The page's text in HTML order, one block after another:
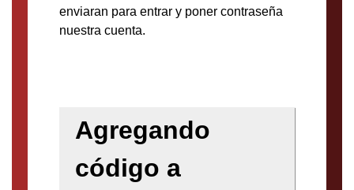
enviaran para entrar y poner contraseña
nuestra cuenta.
Agregando
código a